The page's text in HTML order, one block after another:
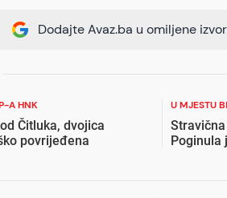
Dodajte Avaz.ba u omiljene
A HNK
Čitluka, dvojica
povrijeđena
U MJESTU
Poginula